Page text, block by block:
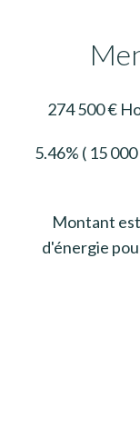
274 500 €
5.46% ( 15
Montant
d'énergie